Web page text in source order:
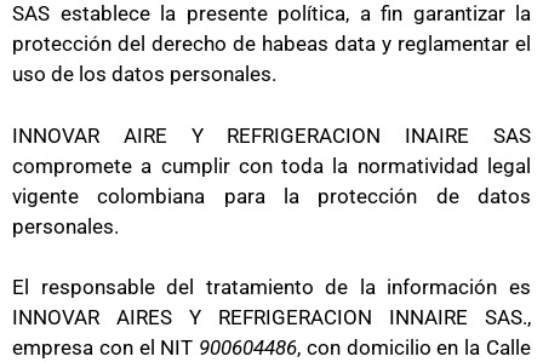
SAS establece la presente política, a fin garantizar la
protección del derecho de habeas data y reglamentar el
uso de los datos personales.
INNOVAR AIRE Y REFRIGERACION INAIRE SAS
compromete a cumplir con toda la normatividad legal
vigente colombiana para la protección de datos
personales.
El responsable del tratamiento de la información es
INNOVAR AIRES Y REFRIGERACION INNAIRE SAS.,
empresa con el NIT 900604486, con domicilio en la Calle